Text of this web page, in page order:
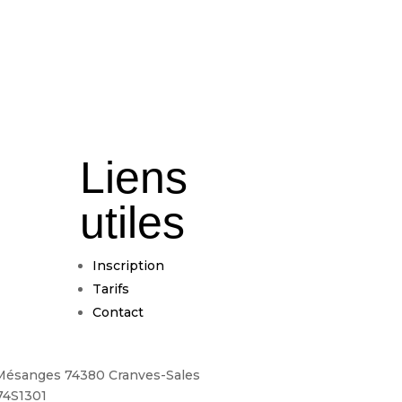
Liens
utiles
Inscription
Tarifs
Contact
74380 Cranves-Sales